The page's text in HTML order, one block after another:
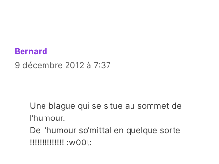
Bernard
9 décembre 2012 à 7:37
Une blague qui se situe au sommet de
l’humour.
De l’humour so’mittal en quelque sorte
!!!!!!!!!!!!!! :w00t: